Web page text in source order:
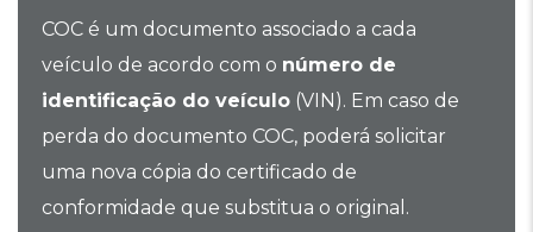
COC é um documento associado a cada
veículo de acordo com o número de
identificação do veículo (VIN). Em caso de
perda do documento COC, poderá solicitar
uma nova cópia do certificado de
conformidade que substitua o original.